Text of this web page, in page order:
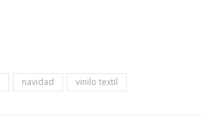
navidad vinilo textil